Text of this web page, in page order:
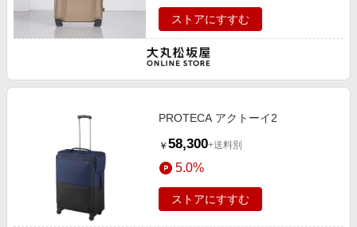
スポーツ・アウトドア・ゴルフ
インテリア・寝具
旅行・レジャー・ホテル予約
生活・お役立ち
デジタルコンテンツ
ビジネス・その他サービス
旅行特集
お中元特集2026
Apple公式サイト×楽天カード分割払い
Qoo10メガポ
ストアにすすむ
PROTECA アクトーイ2
￥ 58,300+送料別
5.0%
ストアにすすむ